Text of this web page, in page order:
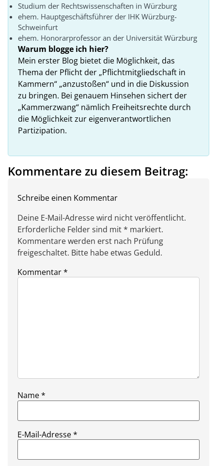
Studium der Rechtswissenschaften in Würzburg
ehem. Hauptgeschäftsführer der IHK Würzburg-
Schweinfurt
ehem. Honorarprofessor an der Universität Würzburg
Warum blogge ich hier?
Mein erster Blog bietet die Möglichkeit, das
Thema der Pflicht der „Pflichtmitgliedschaft in
Kammern“ „anzustoßen“ und in die Diskussion
zu bringen. Bei genauem Hinsehen sichert der
„Kammerzwang“ nämlich Freiheitsrechte durch
die Möglichkeit zur eigenverantwortlichen
Partizipation.
Kommentare zu diesem Beitrag:
Schreibe einen Kommentar
Deine E-Mail-Adresse wird nicht veröffentlicht.
Erforderliche Felder sind mit * markiert.
Kommentare werden erst nach Prüfung
freigeschaltet. Bitte habe etwas Geduld.
Kommentar*
Name*
E-Mail-Adresse*